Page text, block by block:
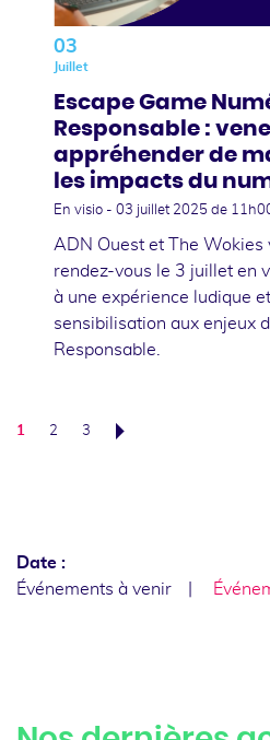
03
Juillet
Escape Game
Responsable :
appréhender de
les impacts du
En visio - 03 juillet 2025 de
ADN Ouest et The Wokies
rendez-vous le 3 juillet en
à une expérience ludique
sensibilisation aux enjeux
Responsable.
1 2 3
Date :
Événements à venir